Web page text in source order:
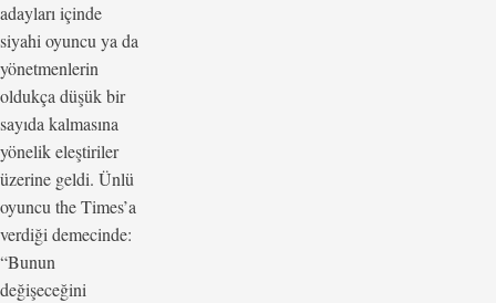
adayları içinde
siyahi oyuncu ya da
yönetmenlerin
oldukça düşük bir
sayıda kalmasına
yönelik eleştiriler
üzerine geldi. Ünlü
oyuncu the Times’a
verdiği demecinde:
“Bunun
değişeceğini